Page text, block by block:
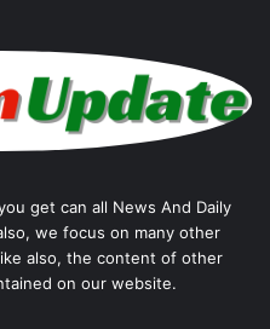
get can all News And Daily
we focus on many other
also, the content of other
on our website.